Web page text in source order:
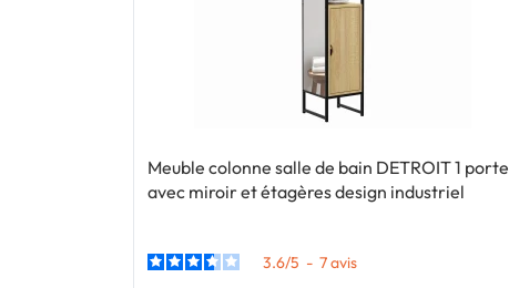
Meuble colonne salle de bain DETROIT 1 porte
avec miroir et étagères design industriel
3.6/5 - 7avis